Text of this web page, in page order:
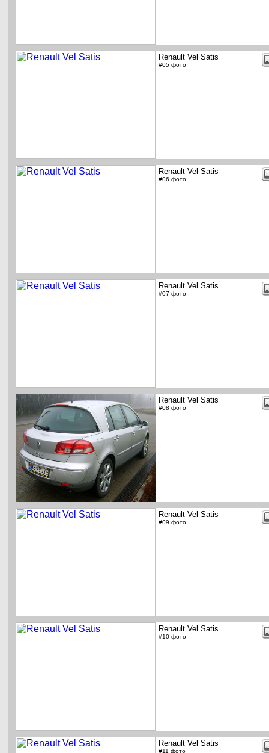
Renault Vel Satis
#05 фото
Renault Vel Satis
#06 фото
Renault Vel Satis
#07 фото
Renault Vel Satis
#08 фото
Renault Vel Satis
#09 фото
Renault Vel Satis
#10 фото
Renault Vel Satis
#11 фото